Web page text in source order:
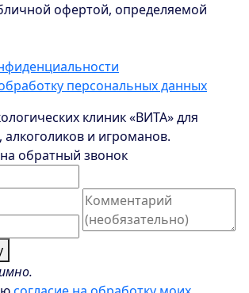
офертой, определяемой
персональных данных
клиник «ВИТА» для
и игроманов.
обратный звонок